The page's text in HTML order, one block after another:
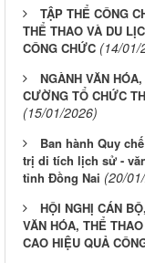
TẬP THỂ CÔNG
THỂ THAO VÀ DU
CÔNG CHỨC (14/01/
NGÀNH VĂN
CƯỜNG TỔ CHỨC
(15/01/2026)
Ban hành Quy
trị di tích lịch sử -
tỉnh Đồng Nai (20/
HỘI NGHỊ CÁN
VĂN HÓA, THỂ
CAO HIỆU QUẢ